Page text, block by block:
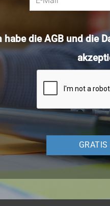
habe dieAGBund die